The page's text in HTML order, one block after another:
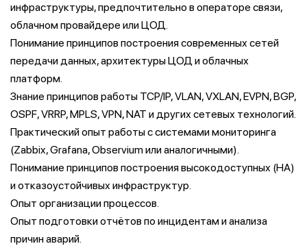
инфраструктуры, предпочтительно в операторе связи,
облачном провайдере или ЦОД.
Понимание принципов построения современных сетей
передачи данных, архитектуры ЦОД и облачных
платформ.
Знание принципов работы TCP/IP, VLAN, VXLAN, EVPN, BGP,
OSPF, VRRP, MPLS, VPN, NAT и других сетевых технологий.
Практический опыт работы с системами мониторинга
(Zabbix, Grafana, Observium или аналогичными).
Понимание принципов построения высокодоступных (HA)
и отказоустойчивых инфраструктур.
Опыт организации процессов.
Опыт подготовки отчётов по инцидентам и анализа
причин аварий.